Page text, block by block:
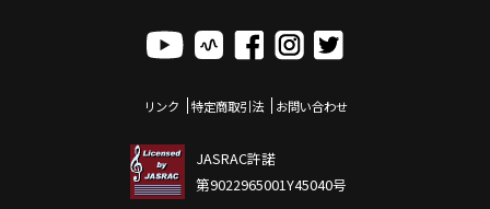
リンク 特定商取引法 お問い合わせ
JASRAC許諾
第9022965001Y45040号